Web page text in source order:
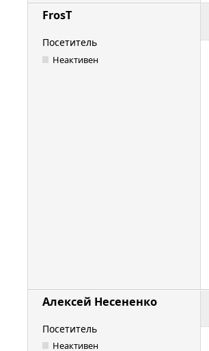
FrosT
Посетитель
Неактивен
Алексей Несененко
Посетитель
Неактивен